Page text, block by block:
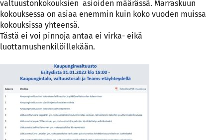
valtuustonkokouksien asioiden määrässä. Marraskuun
kokouksessa on asiaa enemmin kuin koko vuoden muissa
kokouksissa yhteensä.
Tästä ei voi pinnoja antaa ei virka- eikä
luottamushenkilöillekään.